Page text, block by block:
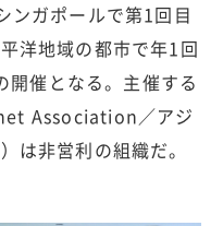
ガポールで第1回目
洋地域の都市で年1回
催となる。主催する
Association／アジ
は非営利の組織だ。